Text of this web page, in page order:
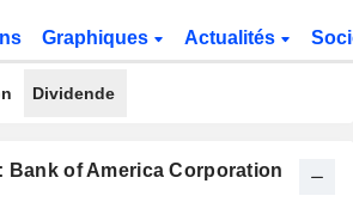
Graphiques Actualités
Dividende
Bank of America Corporation